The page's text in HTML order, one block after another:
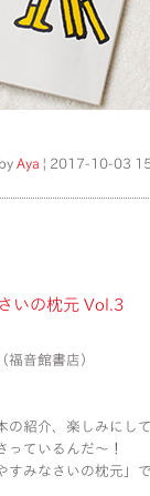
by Aya | 2017-10-03
いの枕元 Vol.3
福音館書店）
の紹介、楽しみにし
っているんだ〜！
すみなさいの枕元」